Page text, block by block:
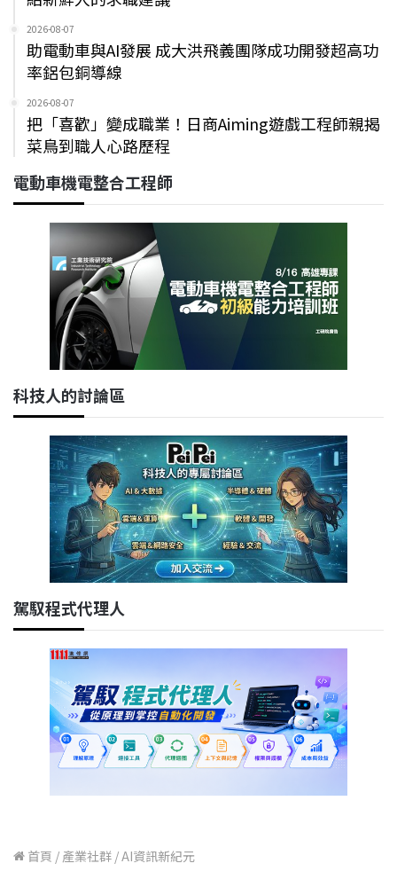
2026-08-07
助電動車與AI發展 成大洪飛義團隊成功開發超高功
率鋁包銅導線
2026-08-07
把「喜歡」變成職業！日商Aiming遊戲工程師親揭
菜鳥到職人心路歷程
電動車機電整合工程師
科技人的討論區
駕馭程式代理人